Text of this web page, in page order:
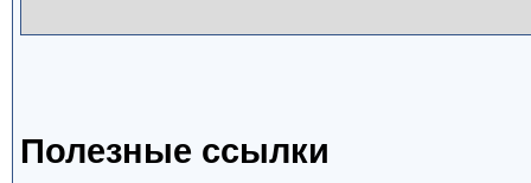
Полезные ссылки